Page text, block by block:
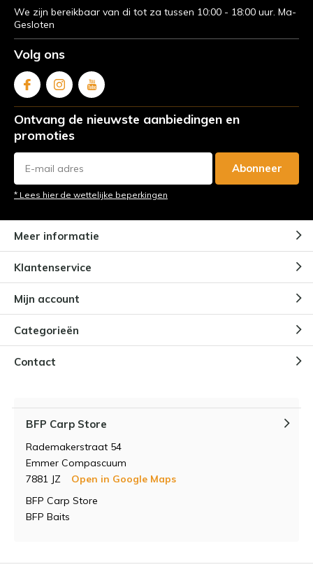
We zijn bereikbaar van di tot za tussen 10:00 - 18:00 uur. Ma-
Gesloten
Volg ons
Ontvang de nieuwste aanbiedingen en
promoties
Abonneer
* Lees hier de wettelijke beperkingen
Meer informatie
Klantenservice
Mijn account
Categorieën
Contact
BFP Carp Store
Rademakerstraat 54
Emmer Compascuum
7881 JZ
Open in Google Maps
BFP Carp Store
BFP Baits